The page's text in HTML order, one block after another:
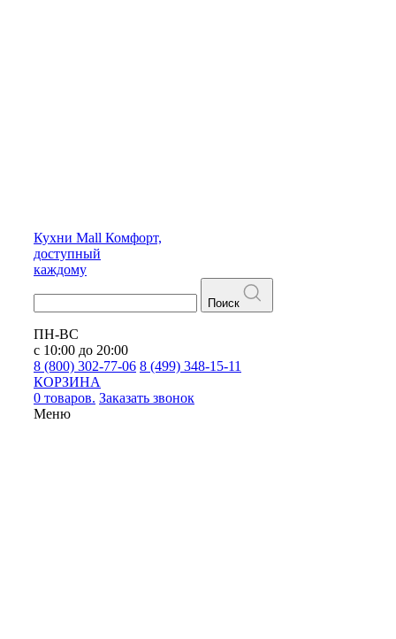
Кухни Mall Комфорт,
доступный
каждому
Поиск
ПН-ВС
с 10:00 до 20:00
8 (800) 302-77-06 8 (499) 348-15-11
КОРЗИНА
0 товаров. Заказать звонок
Меню